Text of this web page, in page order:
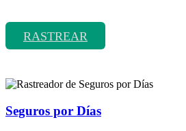
RASTREAR
Seguros por Días